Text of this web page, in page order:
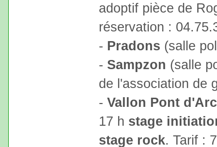
adoptif pièce de
réservation :
- Pradons (salle
- Sampzon (salle
de l'association de
- Vallon Pont d'Arc
17 h stage
stage rock. Tarif :